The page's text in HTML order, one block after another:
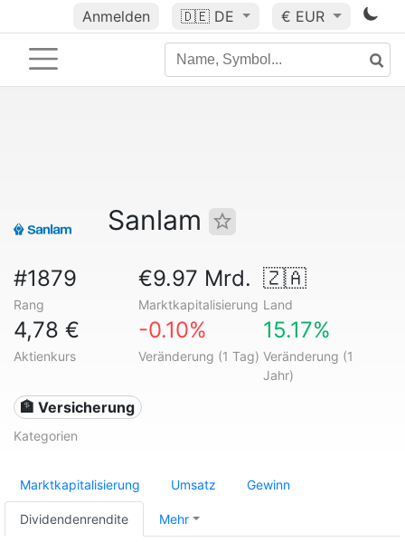
Anmelden 🇩🇪 DE € EUR
Sanlam
#1879
Rang
€9.97 Mrd.
Marktkapitalisierung
🇿🇦
Land
4,78 €
Aktienkurs
-0.10%
Veränderung (1 Tag)
15.17%
Veränderung (1
Jahr)
🏦 Versicherung
Kategorien
Marktkapitalisierung Umsatz Gewinn
Dividendenrendite Mehr